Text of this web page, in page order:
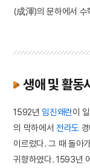
(成渾)의 문하에서 수
생애 및 활동
1592년 임진왜란이
의 막하에서 전라도
이르렀다. 그 때 돌아
귀향하였다. 1593년